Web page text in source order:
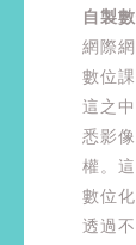
自製
網際
數位
這之
悉影
權。
數位
透過